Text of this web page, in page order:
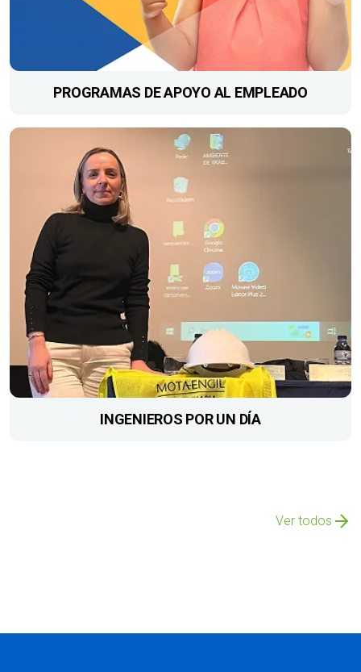
PROGRAMAS DE APOYO AL EMPLEADO
INGENIEROS POR UN DÍA
Ver todos